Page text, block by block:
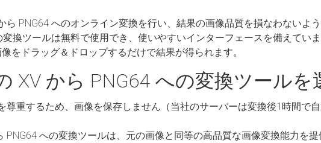
ら PNG64 へのオンライン変換を行い、結果の画像品質を損なわないよ
変換ツールは無料で使用でき、使いやすいインターフェースを備えてい
をドラッグ＆ドロップするだけで結果が得られます。
XV から PNG64 への変換ツールを
尊重するため、画像を保存しません（当社のサーバーは変換後1時間で
PNG64 への変換ツールは、元の画像と同等の高品質な画像変換能力を